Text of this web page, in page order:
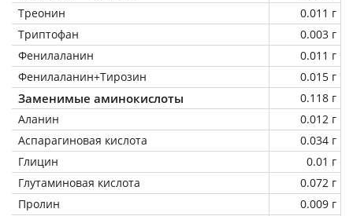
Треонин
0.011 г
Триптофан
0.003 г
Фенилаланин
0.011 г
Фенилаланин+Тирозин
0.015 г
Заменимые аминокислоты
0.118 г
Аланин
0.012 г
Аспарагиновая кислота
0.034 г
Глицин
0.01 г
Глутаминовая кислота
0.072 г
Пролин
0.009 г